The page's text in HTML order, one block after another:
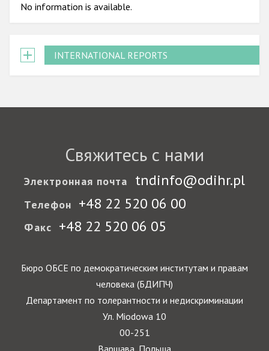
No information is available.
INTERNATIONAL REPORTS
Свяжитесь с нами
Электронная почта tndinfo@odihr.pl
Телефон +48 22 520 06 00
Факс +48 22 520 06 05
Бюро ОБСЕ по демократическим институтам и правам
человека (БДИПЧ)
Департамент по толерантности и недискриминации
Ул. Miodowa 10
00-251
Варшава, Польша